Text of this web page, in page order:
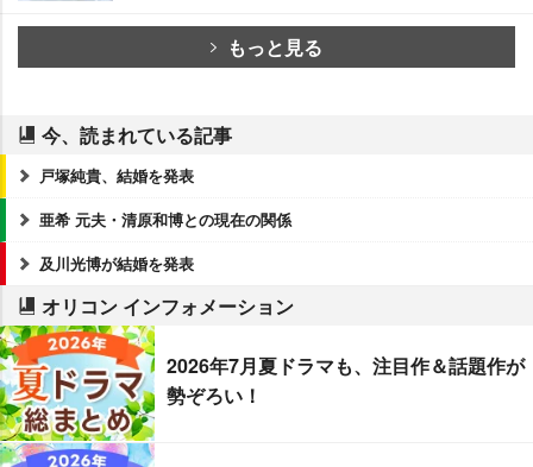
もっと見る
今、読まれている記事
戸塚純貴、結婚を発表
亜希 元夫・清原和博との現在の関係
及川光博が結婚を発表
オリコン インフォメーション
2026年7月夏ドラマも、注目作＆話題作が
勢ぞろい！